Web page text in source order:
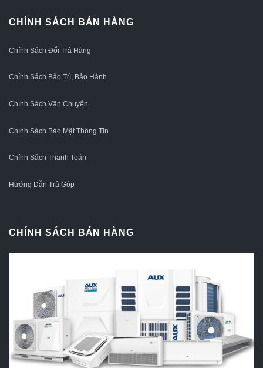
CHÍNH SÁCH BÁN HÀNG
Chính Sách Đổi Trả Hàng
Chính Sách Bảo Trì, Bảo Hành
Chính Sách Vận Chuyển
Chính Sách Bảo Mật Thông Tin
Chính Sách Thanh Toán
Hướng Dẫn Trả Góp
CHÍNH SÁCH BÁN HÀNG